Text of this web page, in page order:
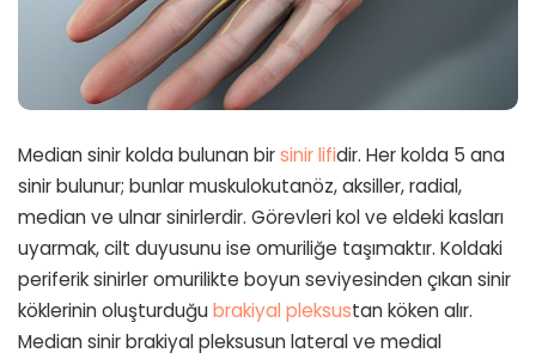
Median sinir kolda bulunan birsinir lifidir. Her kolda 5 ana
sinir bulunur; bunlar muskulokutanöz, aksiller, radial,
median ve ulnar sinirlerdir. Görevleri kol ve eldeki kasları
uyarmak, cilt duyusunu ise omuriliğe taşımaktır. Koldaki
periferik sinirler omurilikte boyun seviyesinden çıkan sinir
köklerinin oluşturduğu brakiyal pleksustan köken alır.
Median sinir brakiyal pleksusun lateral ve medial